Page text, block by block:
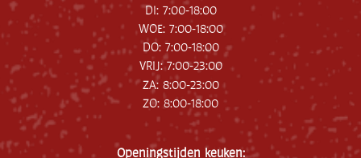
DI: 7:00-18:00
WOE: 7:00-18:00
DO: 7:00-18:00
VRIJ: 7:00-23:00
ZA: 8:00-23:00
ZO: 8:00-18:00
Openingstijden keuken: